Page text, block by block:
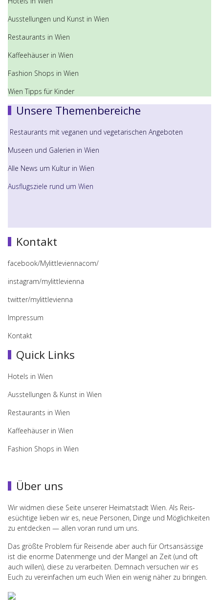
Ausstellungen und Kunst in Wien
Restaurants in Wien
Kaffeehäuser in Wien
Fashion Shops in Wien
Wien Tipps für Kinder
Unsere Themenbereiche
Restaurants mit veganen und vegetarischen Angeboten
Museen und Galerien in Wien
Alle News um Kultur in Wien
Ausflugsziele rund um Wien
Kontakt
facebook/Mylittleviennacom/
instagram/mylittlevienna
twitter/mylittlevienna
Impressum
Kontakt
Quick Links
Hotels in Wien
Ausstellungen & Kunst in Wien
Restaurants in Wien
Kaffeehäuser in Wien
Fashion Shops in Wien
Über uns
Wir wid­men diese Seite unserer Heimat­stadt Wien. Als Reis­
esüchtige lieben wir es, neue Per­so­nen, Dinge und Möglichkeiten
zu ent­decken — allen voran rund um uns.
Das größte Prob­lem für Reisende aber auch für Ort­san­säs­sige
ist die enorme Daten­menge und der Man­gel an Zeit (und oft
auch willen), diese zu ver­ar­beiten. Dem­nach ver­suchen wir es
Euch zu vere­in­fachen um euch Wien ein wenig näher zu bringen.